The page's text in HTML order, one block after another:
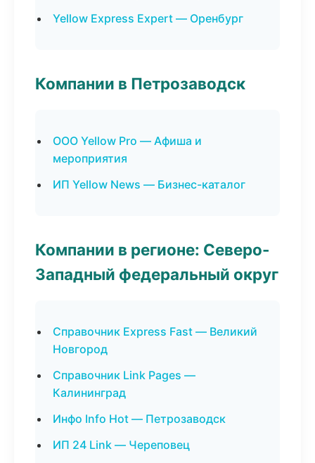
Yellow Express Expert — Оренбург
Компании в Петрозаводск
ООО Yellow Pro — Афиша и
мероприятия
ИП Yellow News — Бизнес-каталог
Компании в регионе: Северо-
Западный федеральный округ
Справочник Express Fast — Великий
Новгород
Справочник Link Pages —
Калининград
Инфо Info Hot — Петрозаводск
ИП 24 Link — Череповец